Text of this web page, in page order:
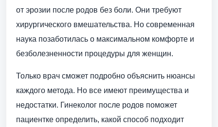
от эрозии после родов без боли. Они требуют
хирургического вмешательства. Но современная
наука позаботилась о максимальном комфорте и
безболезненности процедуры для женщин.
Только врач сможет подробно объяснить нюансы
каждого метода. Но все имеют преимущества и
недостатки. Гинеколог после родов поможет
пациентке определить, какой способ подходит